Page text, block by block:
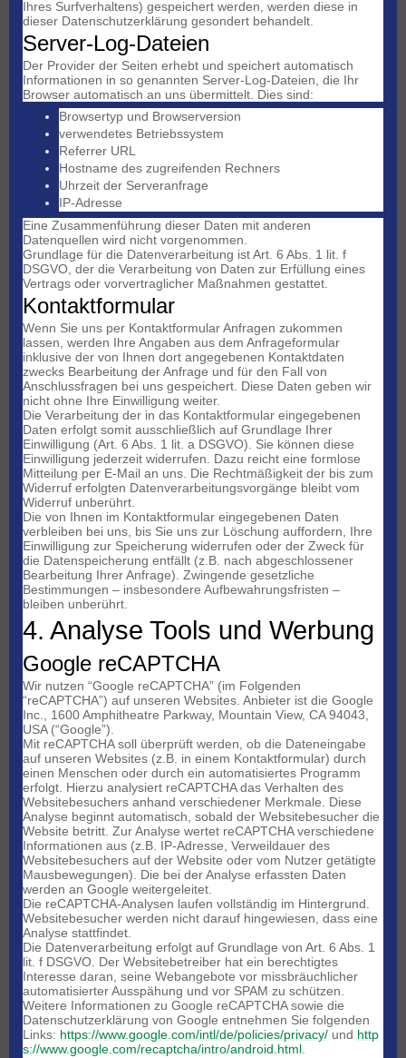
Ihres Surfverhaltens) gespeichert werden, werden diese in
dieser Datenschutzerklärung gesondert behandelt.
Server-Log-Dateien
Der Provider der Seiten erhebt und speichert automatisch
Informationen in so genannten Server-Log-Dateien, die Ihr
Browser automatisch an uns übermittelt. Dies sind:
Browsertyp und Browserversion
verwendetes Betriebssystem
Referrer URL
Hostname des zugreifenden Rechners
Uhrzeit der Serveranfrage
IP-Adresse
Eine Zusammenführung dieser Daten mit anderen
Datenquellen wird nicht vorgenommen.
Grundlage für die Datenverarbeitung ist Art. 6 Abs. 1 lit. f
DSGVO, der die Verarbeitung von Daten zur Erfüllung eines
Vertrags oder vorvertraglicher Maßnahmen gestattet.
Kontaktformular
Wenn Sie uns per Kontaktformular Anfragen zukommen
lassen, werden Ihre Angaben aus dem Anfrageformular
inklusive der von Ihnen dort angegebenen Kontaktdaten
zwecks Bearbeitung der Anfrage und für den Fall von
Anschlussfragen bei uns gespeichert. Diese Daten geben wir
nicht ohne Ihre Einwilligung weiter.
Die Verarbeitung der in das Kontaktformular eingegebenen
Daten erfolgt somit ausschließlich auf Grundlage Ihrer
Einwilligung (Art. 6 Abs. 1 lit. a DSGVO). Sie können diese
Einwilligung jederzeit widerrufen. Dazu reicht eine formlose
Mitteilung per E-Mail an uns. Die Rechtmäßigkeit der bis zum
Widerruf erfolgten Datenverarbeitungsvorgänge bleibt vom
Widerruf unberührt.
Die von Ihnen im Kontaktformular eingegebenen Daten
verbleiben bei uns, bis Sie uns zur Löschung auffordern, Ihre
Einwilligung zur Speicherung widerrufen oder der Zweck für
die Datenspeicherung entfällt (z.B. nach abgeschlossener
Bearbeitung Ihrer Anfrage). Zwingende gesetzliche
Bestimmungen – insbesondere Aufbewahrungsfristen –
bleiben unberührt.
4. Analyse Tools und Werbung
Google reCAPTCHA
Wir nutzen “Google reCAPTCHA” (im Folgenden
“reCAPTCHA”) auf unseren Websites. Anbieter ist die Google
Inc., 1600 Amphitheatre Parkway, Mountain View, CA 94043,
USA (“Google”).
Mit reCAPTCHA soll überprüft werden, ob die Dateneingabe
auf unseren Websites (z.B. in einem Kontaktformular) durch
einen Menschen oder durch ein automatisiertes Programm
erfolgt. Hierzu analysiert reCAPTCHA das Verhalten des
Websitebesuchers anhand verschiedener Merkmale. Diese
Analyse beginnt automatisch, sobald der Websitebesucher die
Website betritt. Zur Analyse wertet reCAPTCHA verschiedene
Informationen aus (z.B. IP-Adresse, Verweildauer des
Websitebesuchers auf der Website oder vom Nutzer getätigte
Mausbewegungen). Die bei der Analyse erfassten Daten
werden an Google weitergeleitet.
Die reCAPTCHA-Analysen laufen vollständig im Hintergrund.
Websitebesucher werden nicht darauf hingewiesen, dass eine
Analyse stattfindet.
Die Datenverarbeitung erfolgt auf Grundlage von Art. 6 Abs. 1
lit. f DSGVO. Der Websitebetreiber hat ein berechtigtes
Interesse daran, seine Webangebote vor missbräuchlicher
automatisierter Ausspähung und vor SPAM zu schützen.
Weitere Informationen zu Google reCAPTCHA sowie die
Datenschutzerklärung von Google entnehmen Sie folgenden
Links: https://www.google.com/intl/de/policies/privacy/ und http
s://www.google.com/recaptcha/intro/android.html